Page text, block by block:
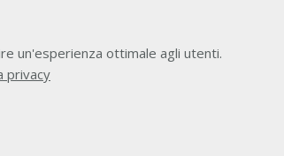
un'esperienza ottimale agli utenti.
privacy